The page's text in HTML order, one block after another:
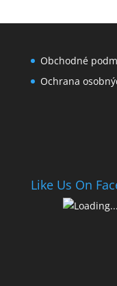
Obchodné
Ochrana
Like Us On